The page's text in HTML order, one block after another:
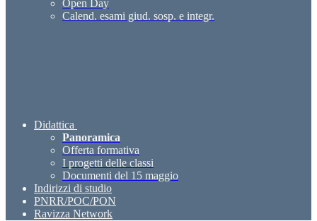
Open Day
Calend. esami giud. sosp. e integr.
Didattica
Panoramica
Offerta formativa
I progetti delle classi
Documenti del 15 maggio
Indirizzi di studio
PNRR/POC/PON
Ravizza Network